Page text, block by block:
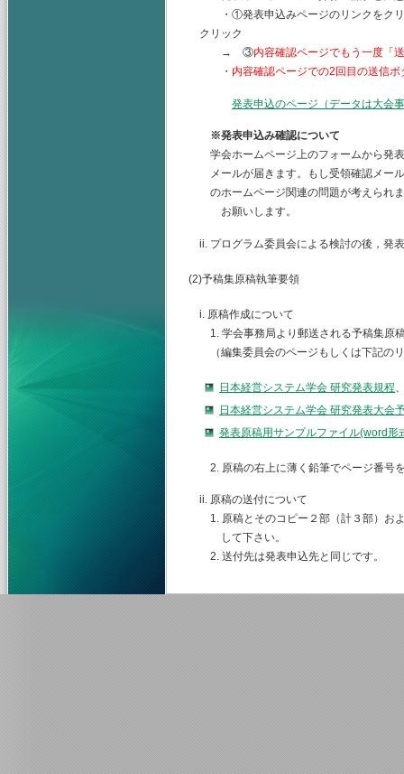
・①発表申込みページのリンクをク
クリック
→ ③内容確認ページでもう一度「
・ 内容確認ページでの2回目の送信
発表申込のページ（データは大会
※発表申込み確認について
学会ホームページ上のフォームから発
メールが届きます。もし受領確認メー
のホームページ関連の問題が考えられ
お願いします。
ii. プログラム委員会による検討の後，発
(2)予稿集原稿執筆要領
i. 原稿作成について
1. 学会事務局より郵送される予稿集原
（編集委員会のページもしくは下記の
日本経営システム学会 研究発表規程
日本経営システム学会 研究発表大会
発表原稿用サンプルファイル(word形
2. 原稿の右上に薄く鉛筆でページ番号
ii. 原稿の送付について
1. 原稿とそのコピー２部（計３部）お
して下さい。
2. 送付先は発表申込先と同じです。